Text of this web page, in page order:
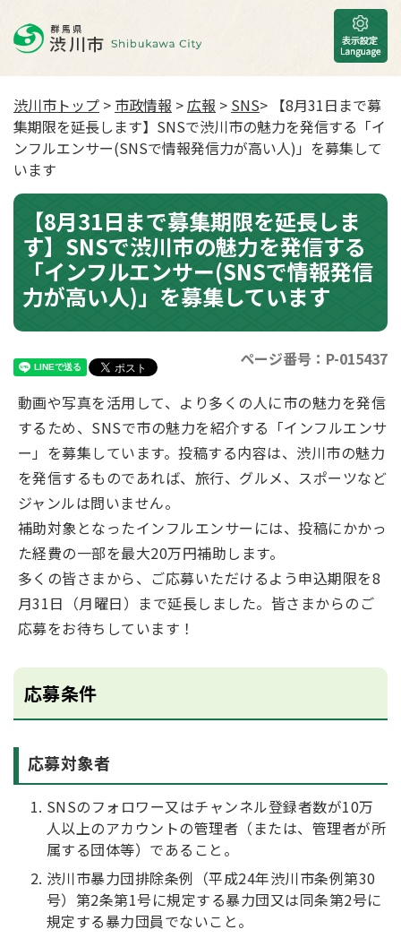
渋川市トップ > 市政情報 >広報 > SNS> 【8月31日まで募
集期限を延長します】SNSで渋川市の魅力を発信する「イ
ンフルエンサー(SNSで情報発信力が高い人)」を募集して
います
【8月31日まで募集期限を延長しま
す】SNSで渋川市の魅力を発信する
「インフルエンサー(SNSで情報発信
力が高い人)」を募集しています
ページ番号：P-015437
動画や写真を活用して、より多くの人に市の魅力を発信
するため、SNSで市の魅力を紹介する「インフルエンサ
ー」を募集しています。投稿する内容は、渋川市の魅力
を発信するものであれば、旅行、グルメ、スポーツなど
ジャンルは問いません。
補助対象となったインフルエンサーには、投稿にかかっ
た経費の一部を最大20万円補助します。
多くの皆さまから、ご応募いただけるよう申込期限を8
月31日（月曜日）まで延長しました。皆さまからのご
応募をお待ちしています！
応募条件
応募対象者
SNSのフォロワー又はチャンネル登録者数が10万
人以上のアカウントの管理者（または、管理者が所
属する団体等）であること。
渋川市暴力団排除条例（平成24年渋川市条例第30
号）第2条第1号に規定する暴力団又は同条第2号に
規定する暴力団員でないこと。